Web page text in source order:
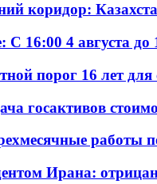
коридор:
С 16:00 4 августа до
порог 16 лет
госактивов
работы
Ирана: